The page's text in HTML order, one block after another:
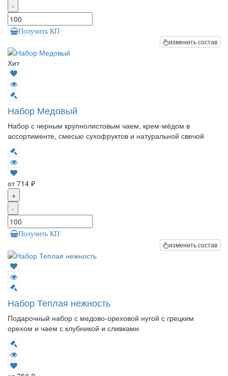
-
Получить КП
изменить состав
Хит
Набор Медовый
Набор с черным крупнолистовым чаем, крем-мёдом в
ассортименте, смесью сухофруктов и натуральной свечой
от 714 ₽
+
-
Получить КП
изменить состав
Набор Теплая нежность
Подарочный набор с медово-ореховой нугой с грецким
орехом и чаем с клубникой и сливками